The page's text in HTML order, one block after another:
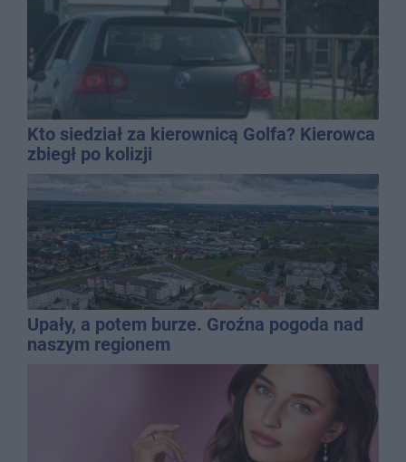
Kto siedział za kierownicą Golfa? Kierowca
zbiegł po kolizji
Upały, a potem burze. Groźna pogoda nad
naszym regionem